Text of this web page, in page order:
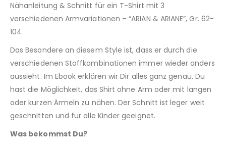
Nähanleitung & Schnitt für ein T-Shirt mit 3
verschiedenen Armvariationen – “ARIAN & ARIANE”, Gr. 62-
104
Das Besondere an diesem Style ist, dass er durch die
verschiedenen Stoffkombinationen immer wieder anders
aussieht. Im Ebook erklären wir Dir alles ganz genau. Du
hast die Möglichkeit, das Shirt ohne Arm oder mit langen
oder kurzen Ärmeln zu nähen. Der Schnitt ist leger weit
geschnitten und für alle Kinder geeignet.
Was bekommst Du?